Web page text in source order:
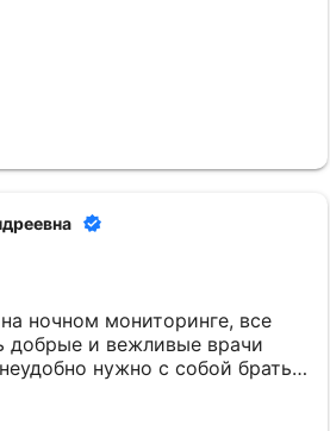
ночном мониторинге, все
добрые и вежливые врачи
нужно с собой брать
ребенку